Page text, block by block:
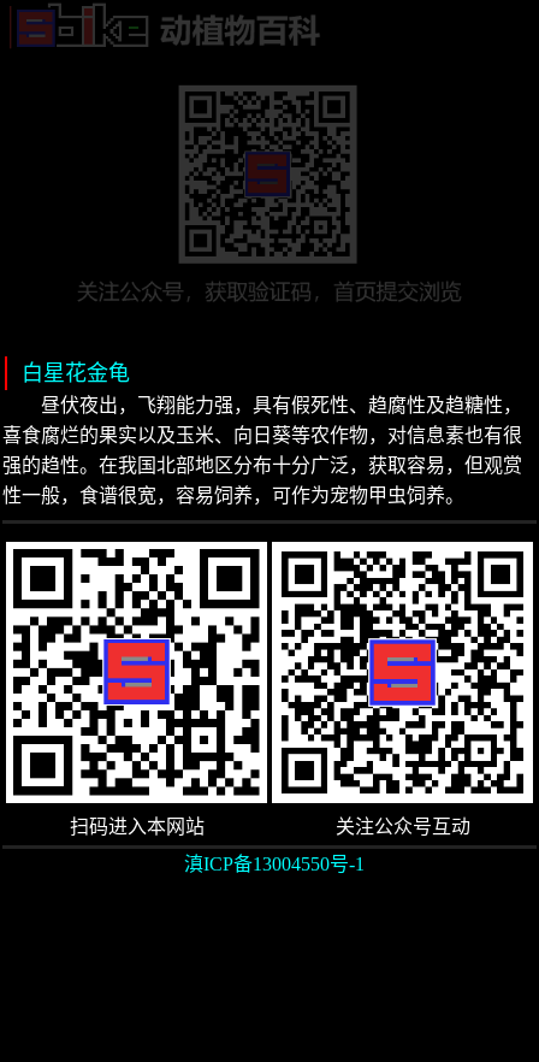
白星花金龟
昼伏夜出，飞翔能力强，具有假死性、趋腐性及趋糖性，
喜食腐烂的果实以及玉米、向日葵等农作物，对信息素也有很
强的趋性。在我国北部地区分布十分广泛，获取容易，但观赏
性一般，食谱很宽，容易饲养，可作为宠物甲虫饲养。
扫码进入本网站
关注公众号互动
滇ICP备13004550号-1